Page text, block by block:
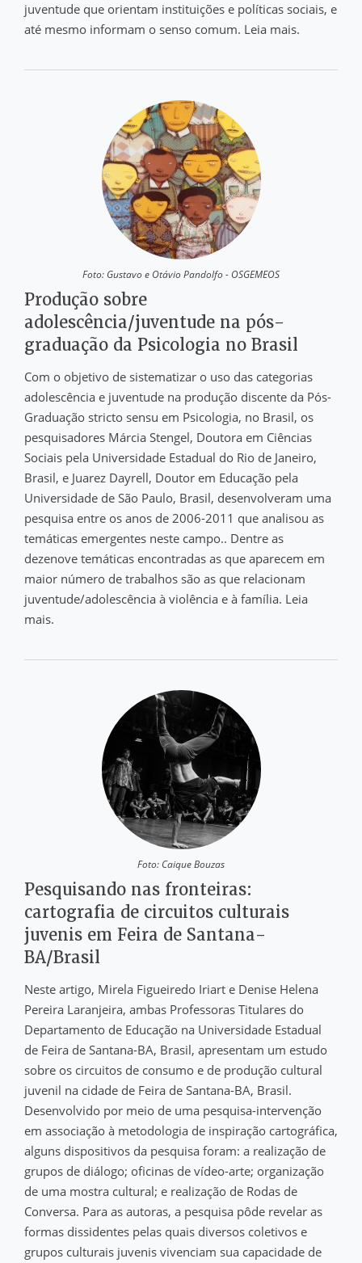
juventude que orientam instituições e políticas sociais, e
até mesmo informam o senso comum. Leia mais.
Foto: Gustavo e Otávio Pandolfo - OSGEMEOS
Produção sobre
adolescência/juventude na pós-
graduação da Psicologia no Brasil
Com o objetivo de sistematizar o uso das categorias
adolescência e juventude na produção discente da Pós-
Graduação stricto sensu em Psicologia, no Brasil, os
pesquisadores Márcia Stengel, Doutora em Ciências
Sociais pela Universidade Estadual do Rio de Janeiro,
Brasil, e Juarez Dayrell, Doutor em Educação pela
Universidade de São Paulo, Brasil, desenvolveram uma
pesquisa entre os anos de 2006-2011 que analisou as
temáticas emergentes neste campo.. Dentre as
dezenove temáticas encontradas as que aparecem em
maior número de trabalhos são as que relacionam
juventude/adolescência à violência e à família. Leia
mais.
Foto: Caique Bouzas
Pesquisando nas fronteiras:
cartografia de circuitos culturais
juvenis em Feira de Santana-
BA/Brasil
Neste artigo, Mirela Figueiredo Iriart e Denise Helena
Pereira Laranjeira, ambas Professoras Titulares do
Departamento de Educação na Universidade Estadual
de Feira de Santana-BA, Brasil, apresentam um estudo
sobre os circuitos de consumo e de produção cultural
juvenil na cidade de Feira de Santana-BA, Brasil.
Desenvolvido por meio de uma pesquisa-intervenção
em associação à metodologia de inspiração cartográfica,
alguns dispositivos da pesquisa foram: a realização de
grupos de diálogo; oficinas de vídeo-arte; organização
de uma mostra cultural; e realização de Rodas de
Conversa. Para as autoras, a pesquisa pôde revelar as
formas dissidentes pelas quais diversos coletivos e
grupos culturais juvenis vivenciam sua capacidade de